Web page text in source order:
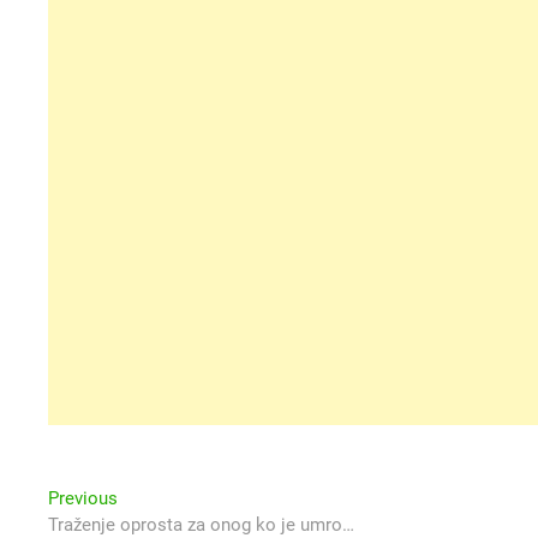
Navigacija
Previous
post:
Traženje oprosta za onog ko je umro…